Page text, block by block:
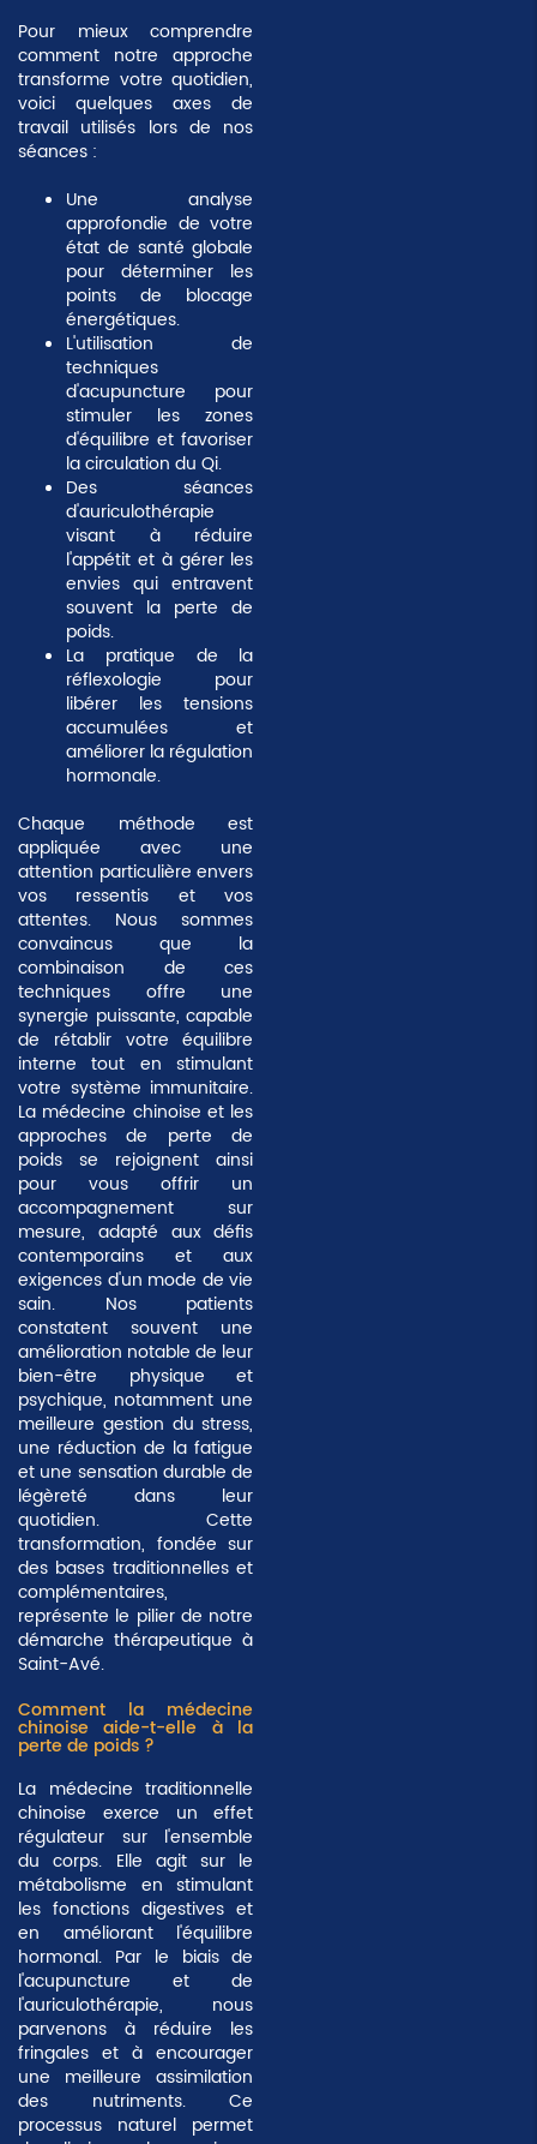
Pour mieux comprendre
comment notre approche
transforme votre quotidien,
voici quelques axes de
travail utilisés lors de nos
séances :
Une analyse
approfondie de votre
état de santé globale
pour déterminer les
points de blocage
énergétiques.
L'utilisation de
techniques
d'acupuncture pour
stimuler les zones
d'équilibre et favoriser
la circulation du Qi.
Des séances
d'auriculothérapie
visant à réduire
l'appétit et à gérer les
envies qui entravent
souvent la perte de
poids.
La pratique de la
réflexologie pour
libérer les tensions
accumulées et
améliorer la régulation
hormonale.
Chaque méthode est
appliquée avec une
attention particulière envers
vos ressentis et vos
attentes. Nous sommes
convaincus que la
combinaison de ces
techniques offre une
synergie puissante, capable
de rétablir votre équilibre
interne tout en stimulant
votre système immunitaire.
La médecine chinoise et les
approches de perte de
poids se rejoignent ainsi
pour vous offrir un
accompagnement sur
mesure, adapté aux défis
contemporains et aux
exigences d'un mode de vie
sain. Nos patients
constatent souvent une
amélioration notable de leur
bien-être physique et
psychique, notamment une
meilleure gestion du stress,
une réduction de la fatigue
et une sensation durable de
légèreté dans leur
quotidien. Cette
transformation, fondée sur
des bases traditionnelles et
complémentaires,
représente le pilier de notre
démarche thérapeutique à
Saint-Avé.
Comment la médecine
chinoise aide-t-elle à la
perte de poids ?
La médecine traditionnelle
chinoise exerce un effet
régulateur sur l'ensemble
du corps. Elle agit sur le
métabolisme en stimulant
les fonctions digestives et
en améliorant l'équilibre
hormonal. Par le biais de
l'acupuncture et de
l'auriculothérapie, nous
parvenons à réduire les
fringales et à encourager
une meilleure assimilation
des nutriments. Ce
processus naturel permet